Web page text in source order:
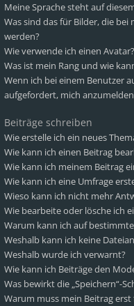
Meine Sprache steht auf
Was sind das für Bilder, die
werden?
Wie verwende ich einen Avatar?
Was ist mein Rang und wie
Wenn ich bei einem Benutzer
aufgefordert, mich
Beiträge schreiben
Wie erstelle ich ein neues
Wie kann ich einen Beitrag
Wie kann ich meinem Beitrag
Wie kann ich eine Umfrage
Wieso kann ich nicht mehr
Wie bearbeite oder lösche ich
Warum kann ich auf
Weshalb kann ich keine
Weshalb wurde ich verwarnt?
Wie kann ich Beiträge den
Was bewirkt die „Speichern“-
Warum muss mein Beitrag